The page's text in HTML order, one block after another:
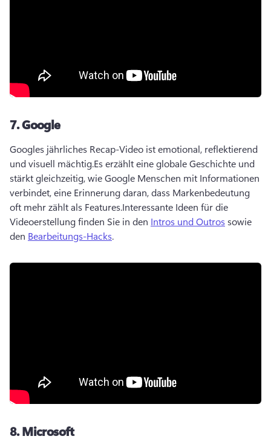
7.Google
Googles jährliches Recap-Video ist emotional, reflektierend
und visuell mächtig.Es erzählt eine globale Geschichte und
stärkt gleichzeitig, wie Google Menschen mit Informationen
verbindet, eine Erinnerung daran, dass Markenbedeutung
oft mehr zählt als Features.Interessante Ideen für die
Videoerstellung finden Sie in den Intros und Outros sowie
den Bearbeitungs-Hacks.
8.Microsoft